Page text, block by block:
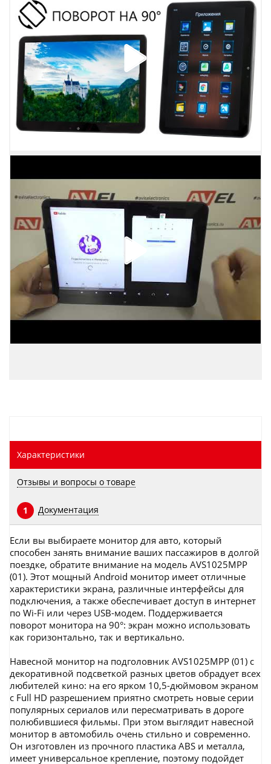
Характеристики
Отзывы и вопросы о товаре
1 Документация
Если вы выбираете монитор для авто, который
способен занять внимание ваших пассажиров в долгой
поездке, обратите внимание на модель AVS1025MPP
(01). Этот мощный Android монитор имеет отличные
характеристики экрана, различные интерфейсы для
подключения, а также обеспечивает доступ в интернет
по Wi-Fi или через USB-модем. Поддерживается
поворот монитора на 90°: экран можно использовать
как горизонтально, так и вертикально.
Навесной монитор на подголовник AVS1025MPP (01) с
декоративной подсветкой разных цветов обрадует всех
любителей кино: на его ярком 10,5-дюймовом экраном
с Full HD разрешением приятно смотреть новые серии
популярных сериалов или пересматривать в дороге
полюбившиеся фильмы. При этом выглядит навесной
монитор в автомобиль очень стильно и современно.
Он изготовлен из прочного пластика ABS и металла,
имеет универсальное крепление, поэтому подойдет